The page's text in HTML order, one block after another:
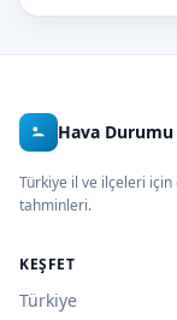
Hava Durumu
Türkiye il ve ilçeleri
tahminleri.
KEŞFET
Türkiye